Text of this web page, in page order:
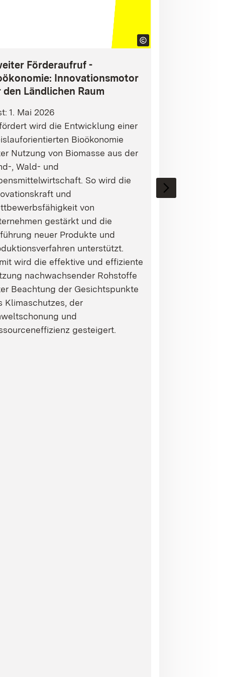
Förderaufruf -
Innovationsmotor
den Ländlichen Raum
1. Mai 2026
wird die Entwicklung einer
Bioökonomie
Nutzung von Biomasse aus der
, Wald- und
So wird die
und
von
gestärkt und die
neuer Produkte und
unterstützt.
wird die effektive und effiziente
nachwachsender Rohstoffe
Beachtung der Gesichtspunkte
Klimaschutzes, der
und
gesteigert.